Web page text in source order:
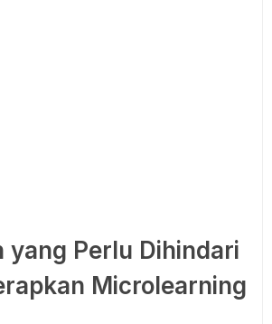
yang Perlu Dihindari
Microlearning